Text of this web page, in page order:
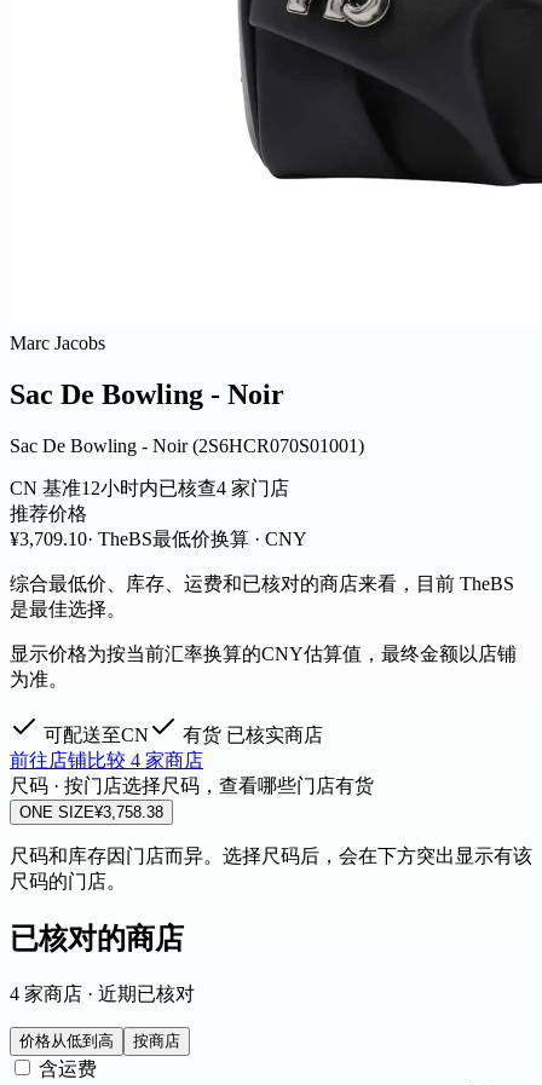
Marc Jacobs
Sac De Bowling - Noir
Sac De Bowling - Noir (2S6HCR070S01001)
CN 基准12小时内已核查4 家门店
推荐价格
¥3,709.10· TheBS最低价换算 · CNY
综合最低价、库存、运费和已核对的商店来看，目前 TheBS
是最佳选择。
显示价格为按当前汇率换算的CNY估算值，最终金额以店铺
为准。
可配送至CN 有货 已核实商店
前往店铺比较 4 家商店
尺码 · 按门店选择尺码，查看哪些门店有货
ONE SIZE¥3,758.38
尺码和库存因门店而异。选择尺码后，会在下方突出显示有该
尺码的门店。
已核对的商店
4 家商店 · 近期已核对
价格从低到高 按商店
含运费